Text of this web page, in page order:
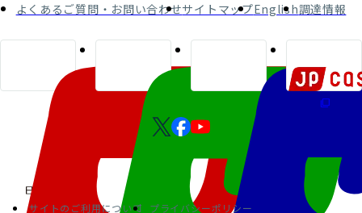
よくあるご質問・お問い合わせサイトマップEnglish調達情報
サイトのご利用について
プライバシーポリシー